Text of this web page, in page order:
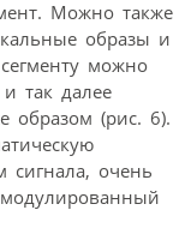
Можно также
образы и
можно
и так далее
образом (рис. 6).
очень